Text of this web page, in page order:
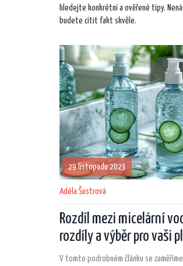
hledejte konkrétní a ověřené tipy.
budete cítit fakt skvěle.
29 listopadu 2023
Adéla Šustrová
Rozdíl mezi micelární
rozdíly a výběr pro vaši
V tomto podrobném článku se